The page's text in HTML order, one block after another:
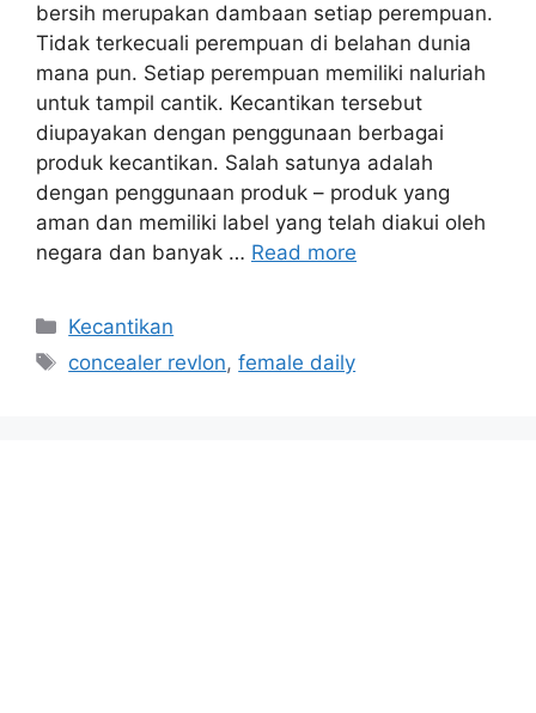
bersih merupakan dambaan setiap perempuan.
Tidak terkecuali perempuan di belahan dunia
mana pun. Setiap perempuan memiliki naluriah
untuk tampil cantik. Kecantikan tersebut
diupayakan dengan penggunaan berbagai
produk kecantikan. Salah satunya adalah
dengan penggunaan produk – produk yang
aman dan memiliki label yang telah diakui oleh
negara dan banyak … Read more
Categories
Kecantikan
Tags
concealer revlon,female daily